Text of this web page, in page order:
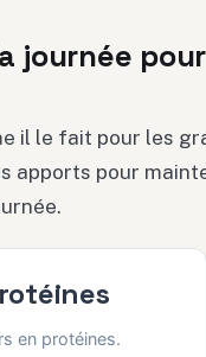
journée
il le fait pour les
apports pour
en protéines.